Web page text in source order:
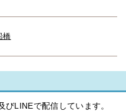
橋
LINEで配信しています。